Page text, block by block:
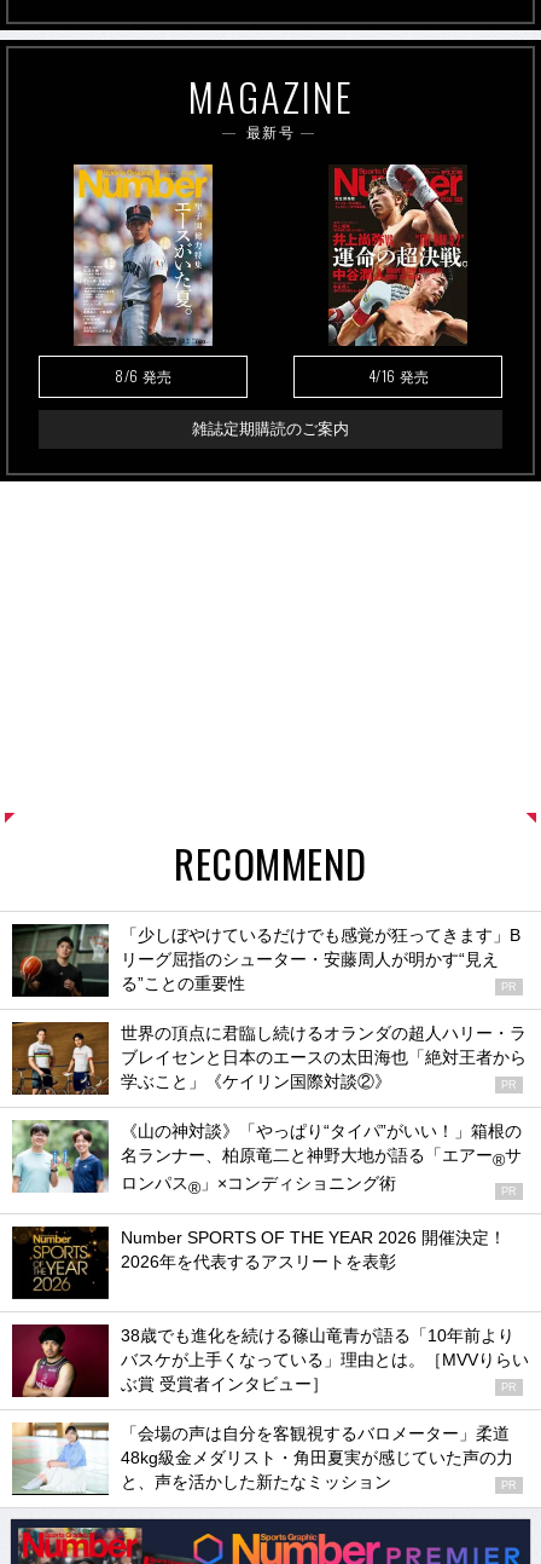
MAGAZINE
最新号
8/6 発売 4/16 発売
雑誌定期購読のご案内
RECOMMEND
「少しぼやけているだけでも感覚が狂ってきます」B
リーグ屈指のシューター・安藤周人が明かす“見え
る”ことの重要性
PR
世界の頂点に君臨し続けるオランダの超人ハリー・ラ
ブレイセンと日本のエースの太田海也「絶対王者から
学ぶこと」《ケイリン国際対談②》
PR
《山の神対談》「やっぱり“タイパ”がいい！」箱根の
名ランナー、柏原竜二と神野大地が語る「エアー®サ
ロンパス® 」×コンディショニング術 PR
Number SPORTS OF THE YEAR 2026 開催決定！
2026年を代表するアスリートを表彰
38歳でも進化を続ける篠山竜青が語る「10年前より
バスケが上手くなっている」理由とは。［MVVりらい
ぶ賞 受賞者インタビュー］
PR
「会場の声は自分を客観視するバロメーター」柔道
48kg級金メダリスト・角田夏実が感じていた声の力
と、声を活かした新たなミッション
PR